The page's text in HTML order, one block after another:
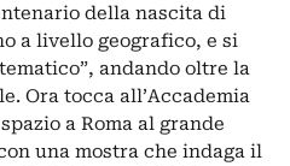
della nascita di
a livello geografico, e si
andando oltre la
Ora tocca all’Accademia
a Roma al grande
una mostra che indaga il